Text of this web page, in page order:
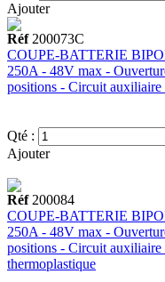
Ajouter
Réf200073C
COUPE-BATTERIE
250A - 48V max -
positions - Circuit
Qté :
Ajouter
Réf200084
COUPE-BATTERIE
250A - 48V max -
positions - Circuit
thermoplastique